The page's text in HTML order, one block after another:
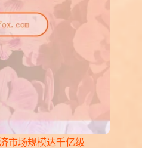
市场规模达千亿级